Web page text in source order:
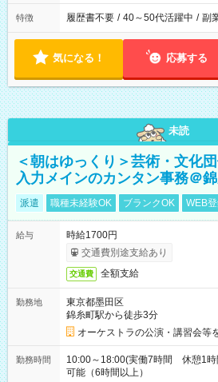
特徴 履歴書不要 / 40～50代活躍中 / 副
気になる！ 応募する
未読
＜朝はゆっくり＞芸術・文化
入力メインのカンタン事務＠
派遣 職種未経験OK ブランクOK WEB
給与
時給1700円
交通費別途支給あり
交通費 全額支給
勤務地
東京都墨田区
錦糸町駅から徒歩3分
オーケストラの公演・講習会等
勤務時間
10:00～18:00(実働7時間 休憩1
可能（6時間以上）